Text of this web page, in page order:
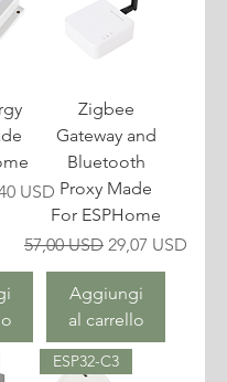
scontato
USD
Zigbee
Gateway and
Bluetooth
Proxy Made
For ESPHome
Prezzo regolare
57,00 USD Prezzo scontato
29,07 USD
Aggiungi
al carrello
ESP32-C3